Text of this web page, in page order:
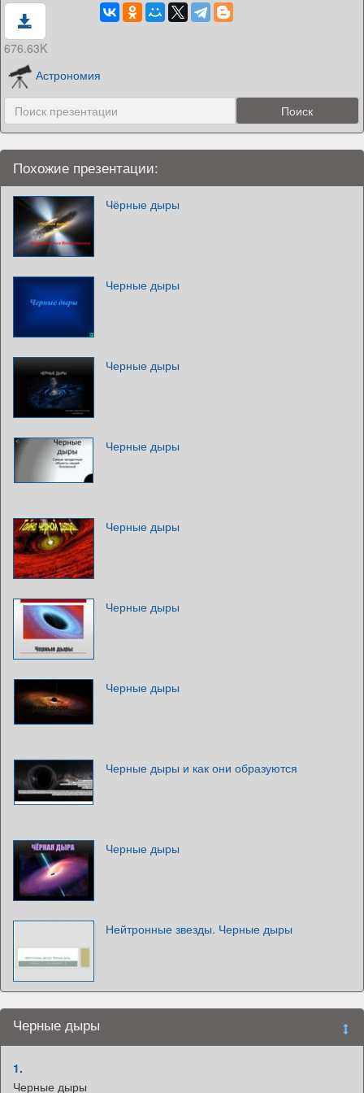
676.63K
Астрономия
Похожие презентации:
Чёрные дыры
Черные дыры
Черные дыры
Черные дыры
Черные дыры
Черные дыры
Черные дыры
Черные дыры и как они образуются
Черные дыры
Нейтронные звезды. Черные дыры
Черные дыры
1.
Черные дыры